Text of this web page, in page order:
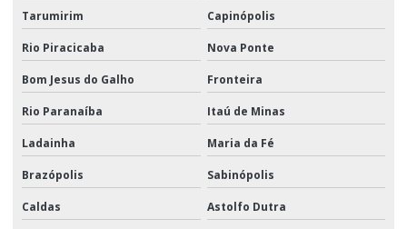
Tarumirim Capinópolis
Rio Piracicaba Nova Ponte
Bom Jesus do Galho Fronteira
Rio Paranaíba Itaú de Minas
Ladainha Maria da Fé
Brazópolis Sabinópolis
Caldas Astolfo Dutra